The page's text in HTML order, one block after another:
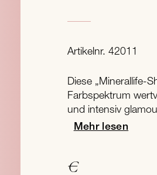
Artikelnr. 42011
Diese „Minerallife-
Farbspektrum
und intensiv
Mehr lesen
€